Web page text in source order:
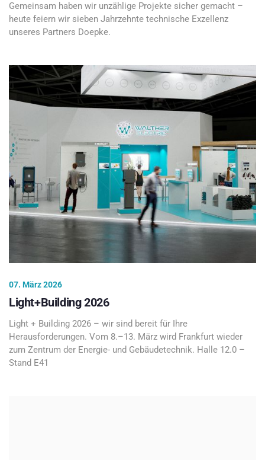
Gemeinsam haben wir unzählige Projekte sicher gemacht –
heute feiern wir sieben Jahrzehnte technische Exzellenz
unseres Partners Doepke.
07. März 2026
Light+Building 2026
Light + Building 2026 – wir sind bereit für Ihre
Herausforderungen. Vom 8.–13. März wird Frankfurt wieder
zum Zentrum der Energie- und Gebäudetechnik. Halle 12.0 –
Stand E41